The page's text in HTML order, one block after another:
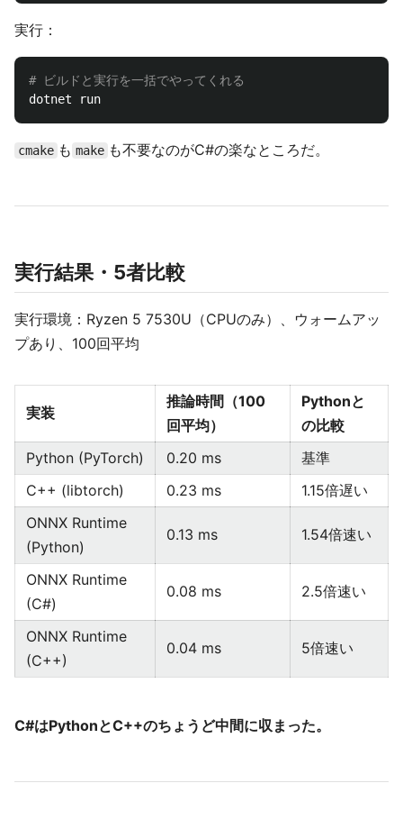
実行：
# ビルドと実行を一括でやってくれる
cmake も make も不要なのがC#の楽なところだ。
実行結果・5者比較
実行環境：Ryzen 5 7530U（CPUのみ）、ウォームアッ
プあり、100回平均
実装
推論時間（100
回平均）
Pythonと
の比較
Python (PyTorch)
0.20 ms
基準
C++ (libtorch)
0.23 ms
1.15倍遅い
ONNX Runtime
(Python)
0.13 ms 1.54倍速い
ONNX Runtime
(C#)
0.08 ms 2.5倍速い
ONNX Runtime
(C++)
0.04 ms 5倍速い
C#はPythonとC++のちょうど中間に収まった。